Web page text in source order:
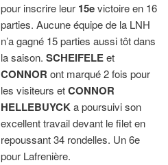
pour inscrire leur 15evictoire en 16
parties. Aucune équipe de la LNH
n’a gagné 15 parties aussi tôt dans
la saison.SCHEIFELEet
CONNOR ont marqué 2 fois pour
les visiteurs etCONNOR
HELLEBUYCKa poursuivi son
excellent travail devant le filet en
repoussant 34 rondelles. Un 6e
pour Lafrenière.